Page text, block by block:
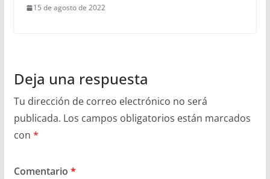
15 de agosto de 2022
Deja una respuesta
Tu dirección de correo electrónico no será
publicada. Los campos obligatorios están marcados
con *
Comentario *